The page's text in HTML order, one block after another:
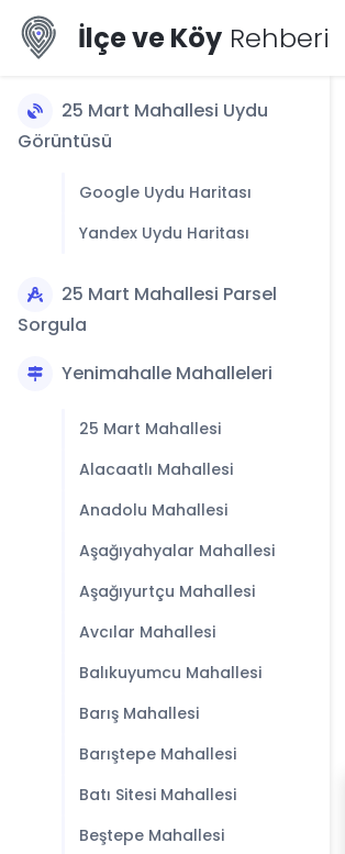
İlçe ve Köy Rehberi
25 Mart Mahallesi Uydu
Görüntüsü
Google Uydu Haritası
Yandex Uydu Haritası
25 Mart Mahallesi Parsel
Sorgula
Yenimahalle Mahalleleri
25 Mart Mahallesi
Alacaatlı Mahallesi
Anadolu Mahallesi
Aşağıyahyalar Mahallesi
Aşağıyurtçu Mahallesi
Avcılar Mahallesi
Balıkuyumcu Mahallesi
Barış Mahallesi
Barıştepe Mahallesi
Batı Sitesi Mahallesi
Beştepe Mahallesi